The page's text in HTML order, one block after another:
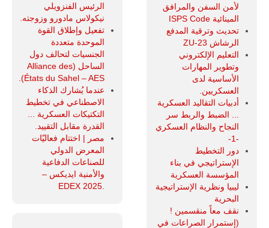
لأمن السفن والمرافق
المينائية ISPS Code
تحديث وترقية المدفع
الرشاش ZU-23
التعليم الإلكتروني
وتطوير المهارات
الأساسية لدى
العسكريين.
أدبيات التقاليد العسكرية
... الضبط والربط سر
النجاح والنظام العسكري
-1-
دور التخطيط
الإستراتيجي في بناء
المؤسسة العسكرية
ليبيا ونظرية الإستراتيجية
البحرية
نقف معاً منقسمين !
(إستمرار الصراعات في
الرئيس الفنزويلي
نيكولاس مادورو وزوجته.
تفعيل وإطلاق القوة
الموحدة متعددة
الجنسيات لتحالف دول
الساحل (Alliance des
États du Sahel – AES).
عندما يُشارك الذكاء
الاصطناعي في تخطيط
التكتيكات العسكرية ...
القدرة مقابل التقييد.
مصر | اختتام فعاليّات
المعرض الدولي
للصناعات الدفاعية
والأمنية ايديكس ‒